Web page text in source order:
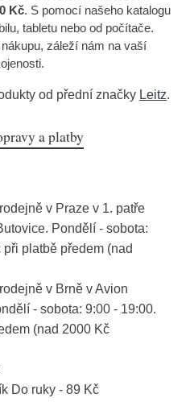
Kč. S pomocí našeho katalogu
tabletu nebo od počítače.
záleží nám na vaší
od přední značky Leitz.
a platby
v Praze v 1. patře
Pondělí - sobota:
platbě předem (nad
v Brně v Avion
- sobota: 9:00 - 19:00.
(nad 2000 Kč
Do ruky - 89 Kč